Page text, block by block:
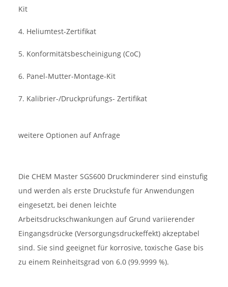
Kit
4. Heliumtest-Zertifikat
5. Konformitätsbescheinigung (CoC)
6. Panel-Mutter-Montage-Kit
7. Kalibrier-/Druckprüfungs- Zertifikat
weitere Optionen auf Anfrage
Die CHEM Master SGS600 Druckminderer sind einstufig
und werden als erste Druckstufe für Anwendungen
eingesetzt, bei denen leichte
Arbeitsdruckschwankungen auf Grund variierender
Eingangsdrücke (Versorgungsdruckeffekt) akzeptabel
sind. Sie sind geeignet für korrosive, toxische Gase bis
zu einem Reinheitsgrad von 6.0 (99.9999 %).